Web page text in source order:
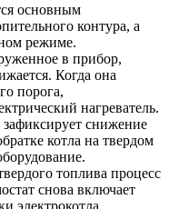
основным
контура, а
режиме.
в прибор,
Когда она
порога,
нагреватель.
снижение
котла на твердом
топлива процесс
снова включает
электрокотла